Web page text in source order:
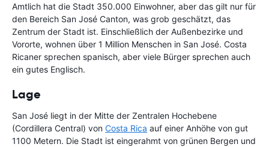
Amtlich hat die Stadt 350.000 Einwohner, aber das gilt nur für
den Bereich San José Canton, was grob geschätzt, das
Zentrum der Stadt ist. Einschließlich der Außenbezirke und
Vororte, wohnen über 1 Million Menschen in San José. Costa
Ricaner sprechen spanisch, aber viele Bürger sprechen auch
ein gutes Englisch.
Lage
San José liegt in der Mitte der Zentralen Hochebene
(Cordillera Central) von Costa Rica auf einer Anhöhe von gut
1100 Metern. Die Stadt ist eingerahmt von grünen Bergen und